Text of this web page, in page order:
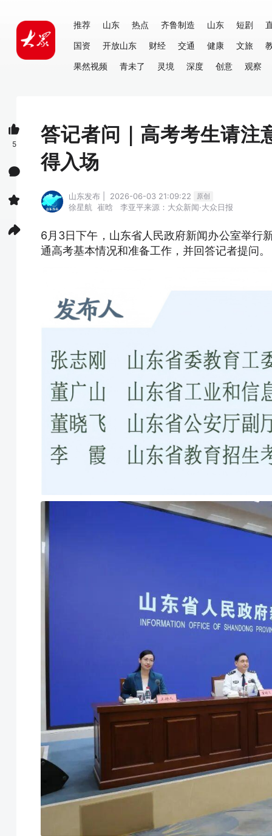
推荐 山东 热点 齐鲁制造 山东 短剧
国资
开放山东 财经 交通 健康 文旅
果然视频
青未了 灵境 深度 创意 观察
答记者问｜高考考生请
得入场
山东发布 | 2026-06-03 21:09:22 原创
徐星航 崔晗 李亚平来源：大众新闻·大众日报
6月3日下午，山东省人民政府新闻办公室举行
通高考基本情况和准备工作，并回答记者提问。
5